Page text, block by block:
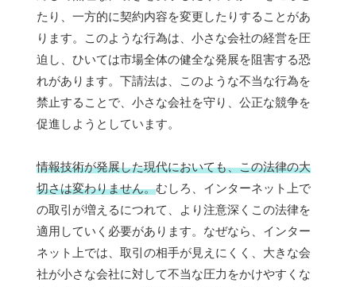
たり、一方的に契約内容を変更したりすることがあ
ります。このような行為は、小さな会社の経営を圧
迫し、ひいては市場全体の健全な発展を阻害する恐
れがあります。下請法は、このような不当な行為を
禁止することで、小さな会社を守り、公正な競争を
促進しようとしています。
情報技術が発展した現代においても、この法律の大
切さは変わりません。むしろ、インターネット上で
の取引が増えるにつれて、より注意深くこの法律を
適用していく必要があります。なぜなら、インター
ネット上では、取引の相手が見えにくく、大きな会
社が小さな会社に対して不当な圧力をかけやすくな